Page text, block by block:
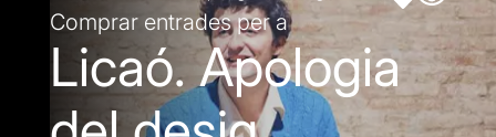
Comprar entrades per a
Licaó. Apologia